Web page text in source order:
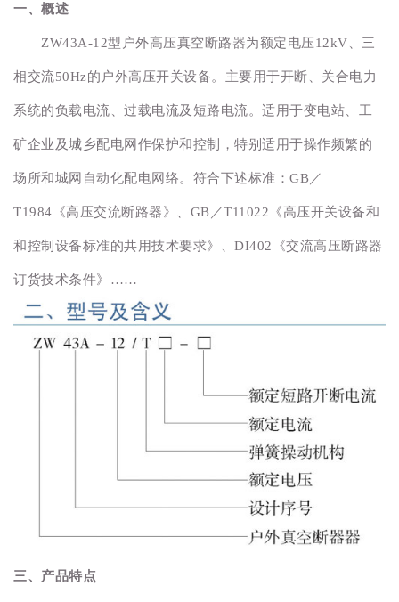
一、概述
ZW43A-12型户外高压真空断路器为额定电压12kV、三
相交流50Hz的户外高压开关设备。主要用于开断、关合电力
系统的负载电流、过载电流及短路电流。适用于变电站、工
矿企业及城乡配电网作保护和控制，特别适用于操作频繁的
场所和城网自动化配电网络。符合下述标准：GB／
T1984《高压交流断路器》、GB／T11022《高压开关设备和
和控制设备标准的共用技术要求》、DI402《交流高压断路器
订货技术条件》……
三、产品特点